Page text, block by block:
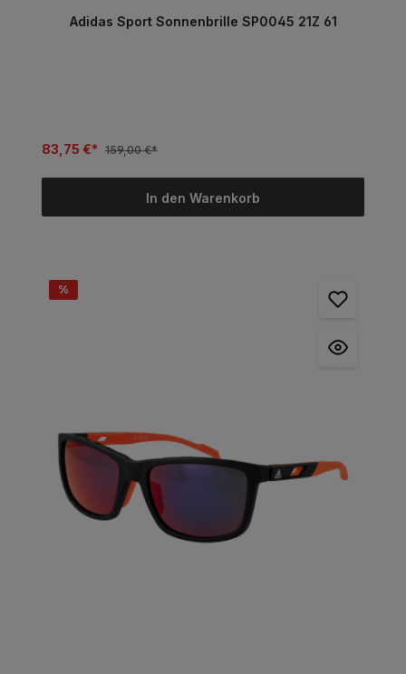
Adidas Sport Sonnenbrille SP0045 21Z 61
83,75 €* 159,00 €*
In den Warenkorb
%